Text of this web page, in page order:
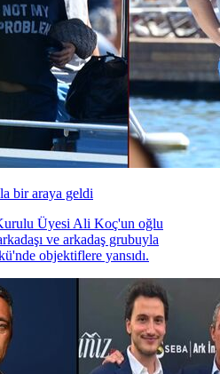
bir araya geldi
Üyesi Ali Koç'un oğlu
ve arkadaş grubuyla
objektiflere yansıdı.